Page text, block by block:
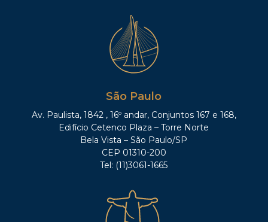
São Paulo
Av. Paulista, 1842 , 16º andar, Conjuntos 167 e 168,
Edifício Cetenco Plaza – Torre Norte
Bela Vista – São Paulo/SP
CEP 01310-200
Tel: (11)3061-1665